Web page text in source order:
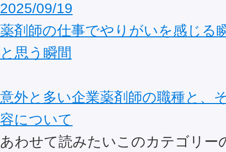
2025/09/19
薬剤師の仕事でやりがいを感じる
と思う瞬間
意外と多い企業薬剤師の職種と、
容について
あわせて読みたいこのカテゴリー